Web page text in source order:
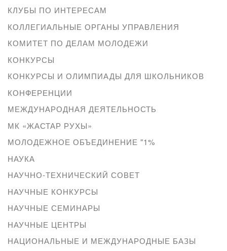
КЛУБЫ ПО ИНТЕРЕСАМ
КОЛЛЕГИАЛЬНЫЕ ОРГАНЫ УПРАВЛЕНИЯ
КОМИТЕТ ПО ДЕЛАМ МОЛОДЕЖИ
КОНКУРСЫ
КОНКУРСЫ И ОЛИМПИАДЫ ДЛЯ ШКОЛЬНИКОВ
КОНФЕРЕНЦИИ
МЕЖДУНАРОДНАЯ ДЕЯТЕЛЬНОСТЬ
МК «ЖАСТАР РУХЫ»
МОЛОДЕЖНОЕ ОБЪЕДИНЕНИЕ "1%
НАУКА
НАУЧНО-ТЕХНИЧЕСКИЙ СОВЕТ
НАУЧНЫЕ КОНКУРСЫ
НАУЧНЫЕ СЕМИНАРЫ
НАУЧНЫЕ ЦЕНТРЫ
НАЦИОНАЛЬНЫЕ И МЕЖДУНАРОДНЫЕ БАЗЫ